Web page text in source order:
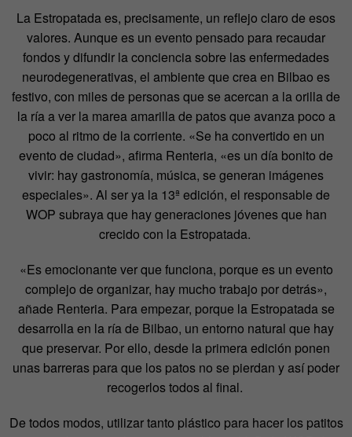
La Estropatada es, precisamente, un reflejo claro de esos
valores. Aunque es un evento pensado para recaudar
fondos y difundir la conciencia sobre las enfermedades
neurodegenerativas, el ambiente que crea en Bilbao es
festivo, con miles de personas que se acercan a la orilla de
la ría a ver la marea amarilla de patos que avanza poco a
poco al ritmo de la corriente. «Se ha convertido en un
evento de ciudad», afirma Renteria, «es un día bonito de
vivir: hay gastronomía, música, se generan imágenes
especiales». Al ser ya la 13ª edición, el responsable de
WOP subraya que hay generaciones jóvenes que han
crecido con la Estropatada.
«Es emocionante ver que funciona, porque es un evento
complejo de organizar, hay mucho trabajo por detrás»,
añade Renteria. Para empezar, porque la Estropatada se
desarrolla en la ría de Bilbao, un entorno natural que hay
que preservar. Por ello, desde la primera edición ponen
unas barreras para que los patos no se pierdan y así poder
recogerlos todos al final.
De todos modos, utilizar tanto plástico para hacer los patitos